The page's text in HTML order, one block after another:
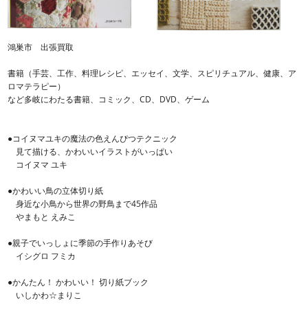
鴻巣市 出張買取
書籍（手芸、工作、料理レシピ、エッセイ、文学、スピリチュアル、健康、ア
ロマテラピー）
など多岐にわたる書籍、コミック、CD、DVD、ゲーム
●コイヌマユキの魔法の色えんぴつテクニック
見て描ける、かわいいイラストがいっぱい
コイヌマ ユキ
●かわいい鳥の立体切り紙
身近な小鳥から世界の野鳥まで45作品
やまもと えみこ
●親子でいっしょに季節の手作りあそび
イシグロ フミカ
●かんたん！ かわいい！ 切り紙ブック
いしかわ☆まりこ